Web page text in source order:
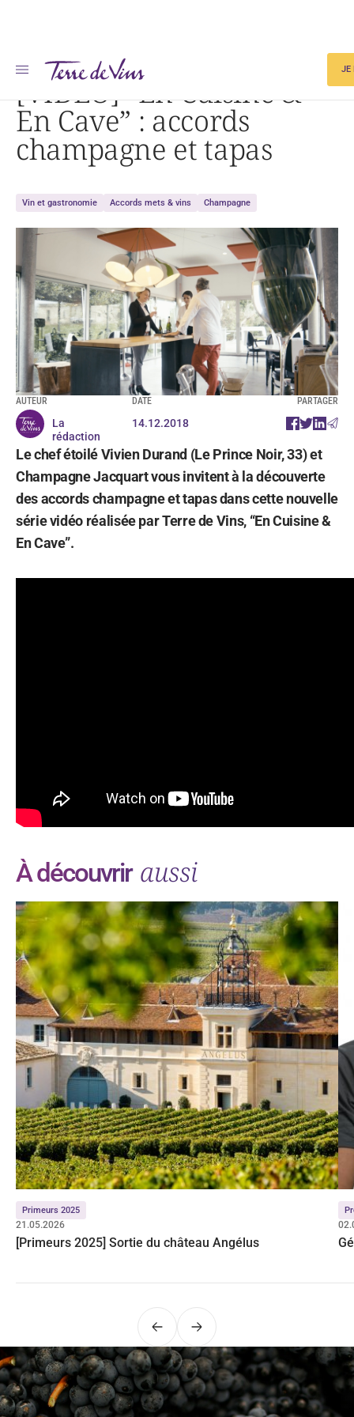
JE
Accueil [VIDÉO] « En Cuisine & En Cave » : accords champagne et tapas
[VIDÉO] “En Cuisine &
En Cave” : accords
champagne et tapas
Vin et gastronomie Accords mets & vins Champagne
AUTEUR
La
rédaction
DATE
14.12.2018
PARTAGER
Le chef étoilé Vivien Durand (Le Prince Noir, 33) et
Champagne Jacquart vous invitent à la découverte
des accords champagne et tapas dans cette nouvelle
série vidéo réalisée par Terre de Vins, “En Cuisine &
En Cave”.
À découvrir aussi
Primeurs 2025
21.05.2026
[Primeurs 2025] Sortie du château Angélus
PrécédentSuivant